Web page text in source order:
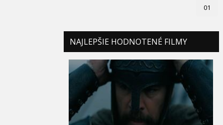
01
NAJLEPŠIE HODNOTENÉ FILMY